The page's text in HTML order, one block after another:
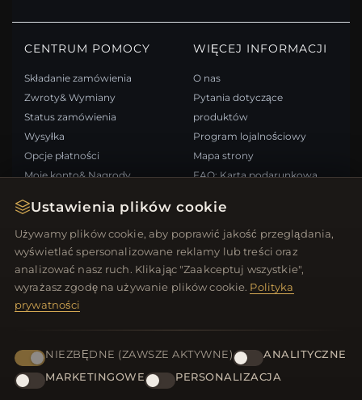
Ustawienia plików cookie
Używamy plików cookie, aby poprawić jakość przeglądania,
wyświetlać spersonalizowane reklamy lub treści oraz
analizować nasz ruch. Klikając "Zaakceptuj wszystkie",
wyrażasz zgodę na używanie plików cookie. Polityka
prywatności
NIEZBĘDNE (ZAWSZE AKTYWNE)
ANALITYCZNE
MARKETINGOWE
PERSONALIZACJA
CENTRUM POMOCY
Składanie zamówienia
Zwroty& Wymiany
Status zamówienia
Wysyłka
Opcje płatności
Moje konto& Nagrody
WIĘCEJ INFORMACJI
O nas
Pytania dotyczące
produktów
Program lojalnościowy
Mapa strony
FAQ: Karta podarunkowa
Wypisz się z newslettera
SZYBKIE LINKI
Nowe produkty
Oferty specjalne
Recenzje
Zaloguj się
ŚLEDŹ NAS